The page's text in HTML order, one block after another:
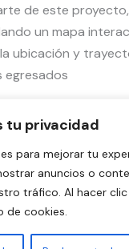
tu privacidad
para mejorar tu
anuncios o
tráfico. Al hacer
de cookies.
de este
un mapa
ubicación y
egresados